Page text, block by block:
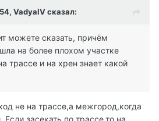
VadyaIVсказал:
можете сказать, причём
на более плохом участке
трассе и на хрен знает какой
не на трассе,а межгород,когда
Если засекать по трассе,то на